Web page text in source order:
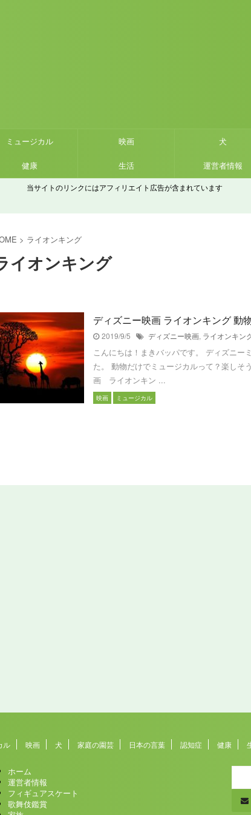
ミュージカル 映画 犬
健康 生活 運営者情報
当サイトのリンクにはアフィリエイト広告が含まれています
> ライオンキング
イオンキング
ディズニー映画 ライオンキング 動
2019/9/5 ディズニー映画, ライオンキン
こんにちは！まきバッパです。 ディズニー
た。 動物だけでミュージカルって？楽しそ
画 ライオンキン ...
映画 ミュージカル
ル 映画 犬 家庭の園芸 日本の言葉 認知症 健康
ホーム
運営者情報
フィギュアスケート
歌舞伎鑑賞